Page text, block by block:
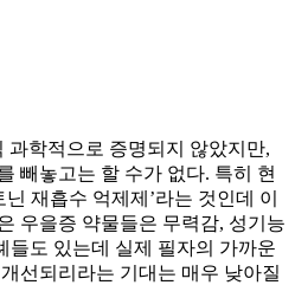
과학적으로 증명되지 않았지만,
빼놓고는 할 수가 없다. 특히 현
재흡수 억제제’라는 것인데 이
우을증 약물들은 무력감, 성기능
들도 있는데 실제 필자의 가까운
선되리라는 기대는 매우 낮아질